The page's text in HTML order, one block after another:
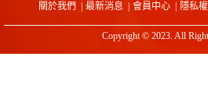
秋冬來臨，熱水器為居家必備產
關於我們 最新消息 會員中心 隱私
Copyright © 2023. All